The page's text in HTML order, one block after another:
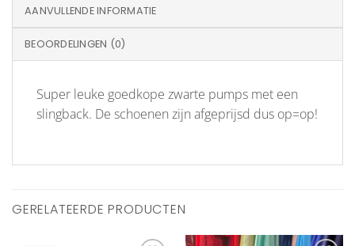
AANVULLENDE INFORMATIE
BEOORDELINGEN (0)
Super leuke goedkope zwarte pumps met een
slingback. De schoenen zijn afgeprijsd dus op=op!
GERELATEERDE PRODUCTEN